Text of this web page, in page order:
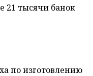
21 тысячи банок
по изготовлению